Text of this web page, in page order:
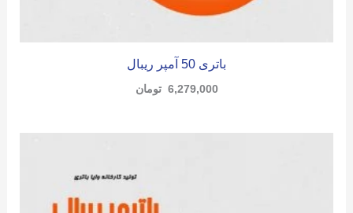
باتری 50 آمپر ریبال
6,279,000 تومان